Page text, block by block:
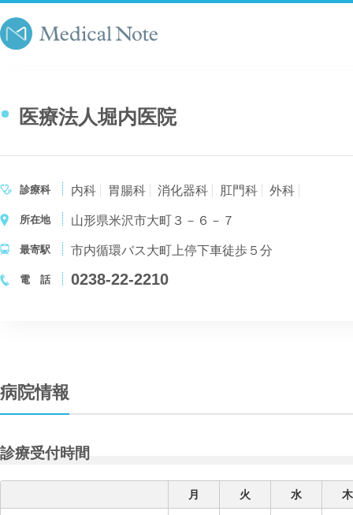
医療法人堀内医院
診療科 内科 胃腸科 消化器科 肛門科 外科
所在地 山形県米沢市大町３－６－７
最寄駅 市内循環バス大町上停下車徒歩５分
電 話 0238-22-2210
病院情報
診療受付時間
月 火 水 木